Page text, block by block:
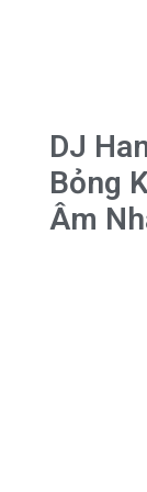
DJ
Bỏng
Âm